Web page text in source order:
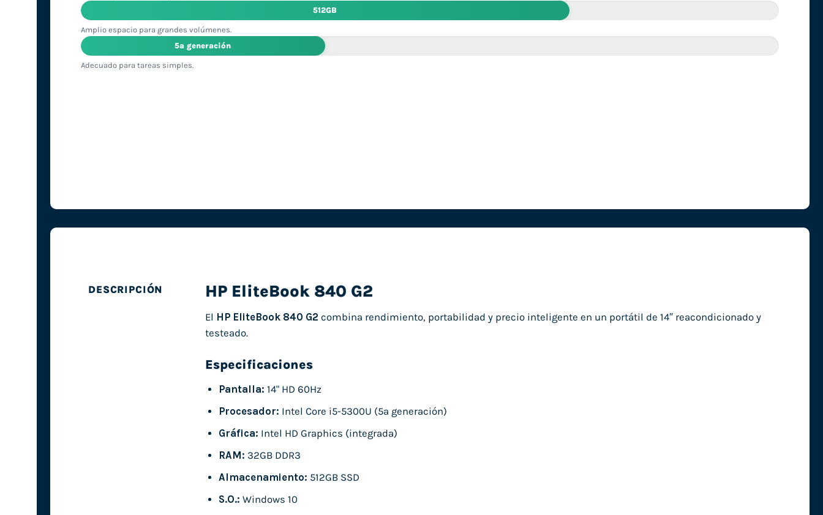
512GB
Amplio espacio para grandes volúmenes.
5ª generación
Adecuado para tareas simples.
DESCRIPCIÓN HP EliteBook 840 G2
El HP EliteBook 840 G2 combina rendimiento, portabilidad y precio inteligente en un portátil de 14″ reacondicionado y
testeado.
Especificaciones
Pantalla: 14" HD 60Hz
Procesador: Intel Core i5-5300U (5ª generación)
Gráfica: Intel HD Graphics (integrada)
RAM: 32GB DDR3
Almacenamiento: 512GB SSD
S.O.: Windows 10